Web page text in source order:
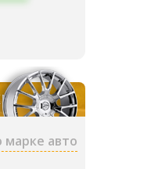
марке авто